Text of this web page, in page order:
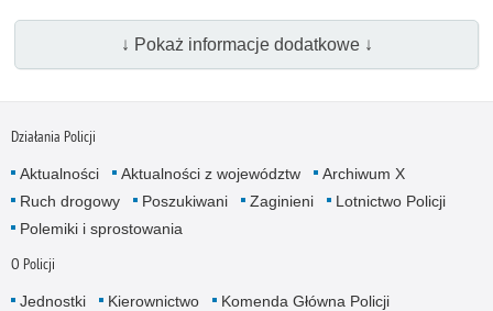
↓ Pokaż informacje dodatkowe ↓
Działania Policji
Aktualności Aktualności z województw
Archiwum X
Ruch drogowy
Poszukiwani Zaginieni
Lotnictwo Policji
Polemiki i sprostowania
O Policji
Jednostki Kierownictwo
Komenda Główna Policji